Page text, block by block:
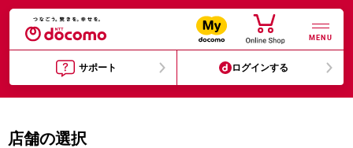
MENU
サポート ログインする
店舗の選択